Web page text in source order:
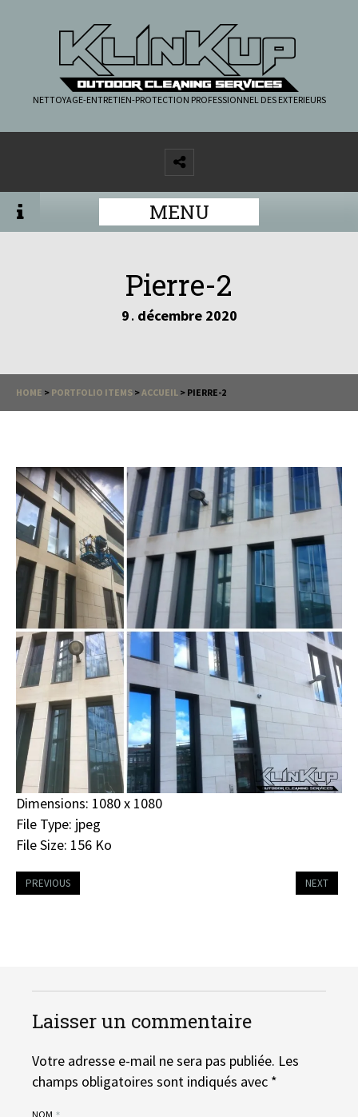
NETTOYAGE-ENTRETIEN-PROTECTION PROFESSIONNEL DES EXTERIEURS
MENU
Pierre-2
9 . décembre 2020
HOME > PORTFOLIO ITEMS >ACCUEIL > PIERRE-2
Dimensions: 1080 x 1080
File Type: jpeg
File Size: 156 Ko
PREVIOUS NEXT
Laisser un commentaire
Votre adresse e-mail ne sera pas publiée. Les
champs obligatoires sont indiqués avec *
NOM